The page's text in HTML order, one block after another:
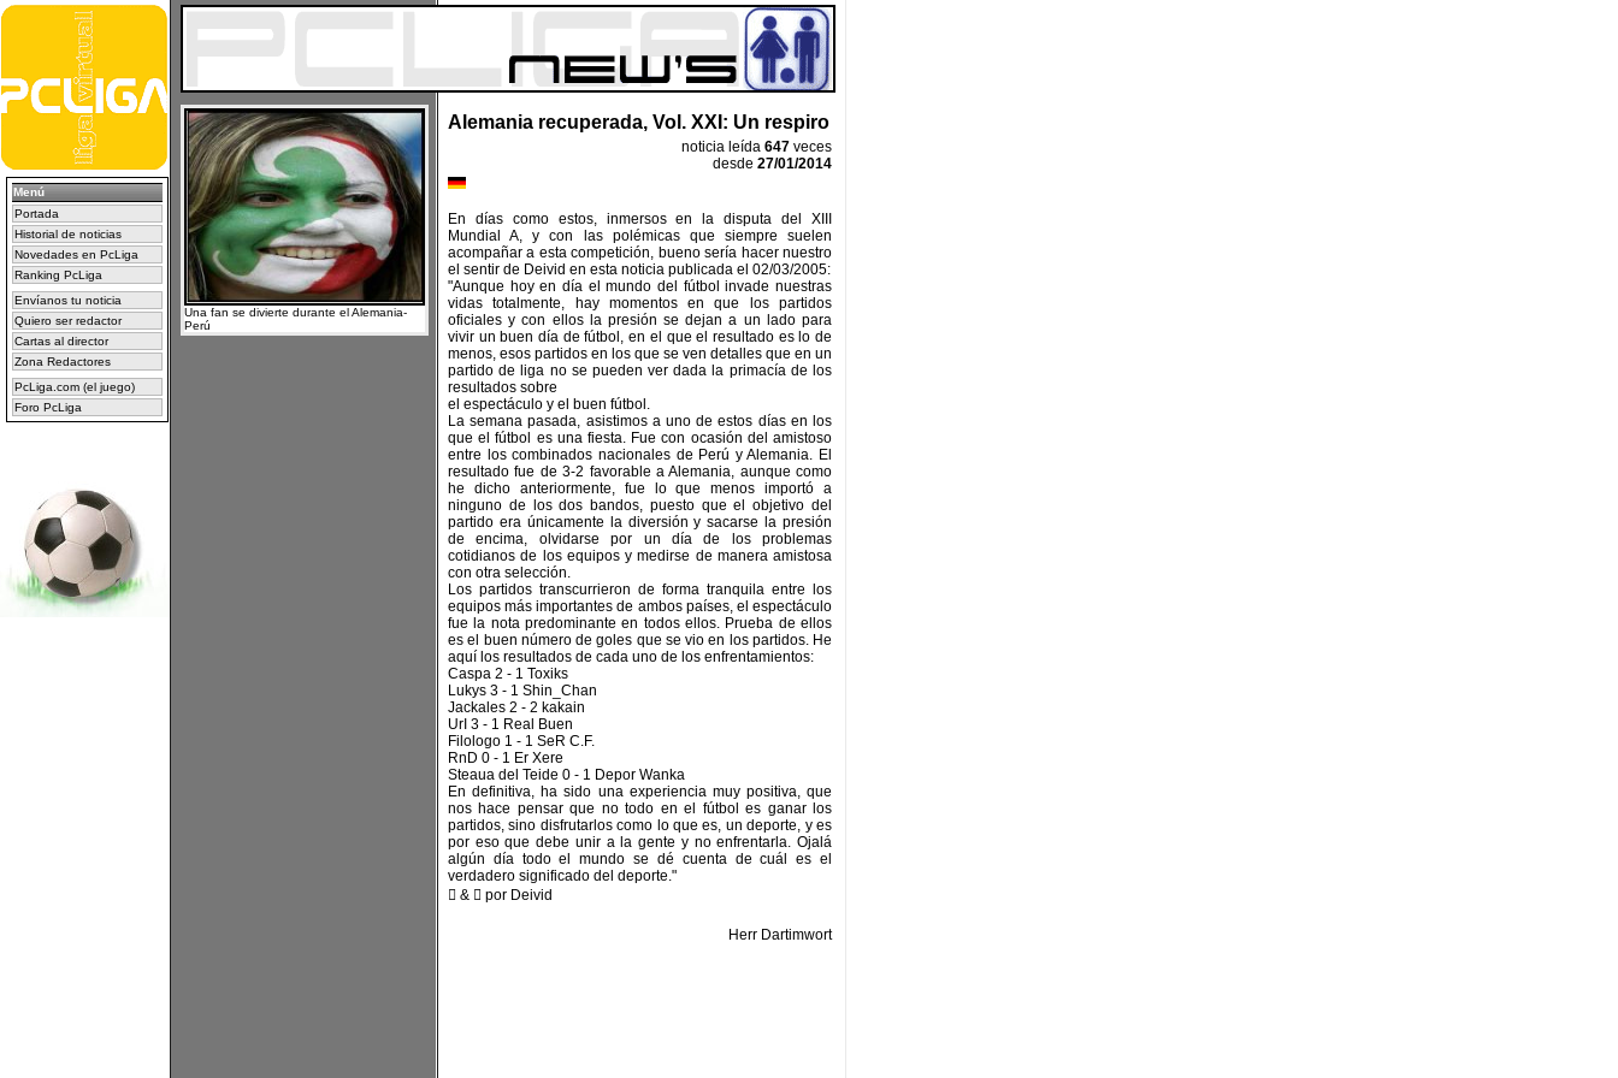
Menú
Portada
Historial de noticias
Novedades en PcLiga
Ranking PcLiga
Envíanos tu noticia
Quiero ser redactor
Cartas al director
Zona Redactores
PcLiga.com (el juego)
Foro PcLiga
Una fan se divierte durante el Alemania-
Perú
Alemania recuperada, Vol. XXI: Un respiro
noticia leída 647 veces
desde 27/01/2014
En días como estos, inmersos en la disputa del XIII
Mundial A, y con las polémicas que siempre suelen
acompañar a esta competición, bueno sería hacer nuestro
el sentir de Deivid en esta noticia publicada el 02/03/2005:
"Aunque hoy en día el mundo del fútbol invade nuestras
vidas totalmente, hay momentos en que los partidos
oficiales y con ellos la presión se dejan a un lado para
vivir un buen día de fútbol, en el que el resultado es lo de
menos, esos partidos en los que se ven detalles que en un
partido de liga no se pueden ver dada la primacía de los
resultados sobre
el espectáculo y el buen fútbol.
La semana pasada, asistimos a uno de estos días en los
que el fútbol es una fiesta. Fue con ocasión del amistoso
entre los combinados nacionales de Perú y Alemania. El
resultado fue de 3-2 favorable a Alemania, aunque como
he dicho anteriormente, fue lo que menos importó a
ninguno de los dos bandos, puesto que el objetivo del
partido era únicamente la diversión y sacarse la presión
de encima, olvidarse por un día de los problemas
cotidianos de los equipos y medirse de manera amistosa
con otra selección.
Los partidos transcurrieron de forma tranquila entre los
equipos más importantes de ambos países, el espectáculo
fue la nota predominante en todos ellos. Prueba de ellos
es el buen número de goles que se vio en los partidos. He
aquí los resultados de cada uno de los enfrentamientos:
Caspa 2 - 1 Toxiks
Lukys 3 - 1 Shin_Chan
Jackales 2 - 2 kakain
UrI 3 - 1 Real Buen
Filologo 1 - 1 SeR C.F.
RnD 0 - 1 Er Xere
Steaua del Teide 0 - 1 Depor Wanka
En definitiva, ha sido una experiencia muy positiva, que
nos hace pensar que no todo en el fútbol es ganar los
partidos, sino disfrutarlos como lo que es, un deporte, y es
por eso que debe unir a la gente y no enfrentarla. Ojalá
algún día todo el mundo se dé cuenta de cuál es el
verdadero significado del deporte."
 &  por Deivid
Herr Dartimwort